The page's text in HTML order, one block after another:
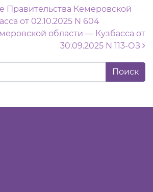
по записям
Правительства Кемеровской
от 02.10.2025 N 604
области — Кузбасса от
30.09.2025 N 113-ОЗ